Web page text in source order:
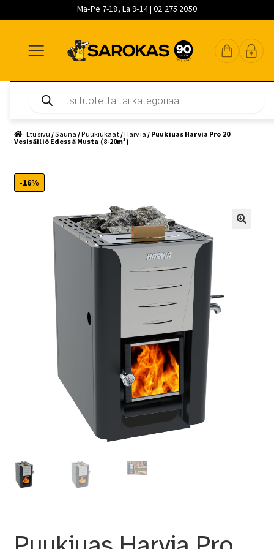
Ma-Pe 7-18, La 9-14 | 02 275 2050
navigointiin
sisältöön
pääsisältöön
search
Etusivu /Sauna /Puukiukaat/Harvia / Puukiuas Harvia Pro 20
Vesisäiliö Edessä Musta (8-20m³)
-16%